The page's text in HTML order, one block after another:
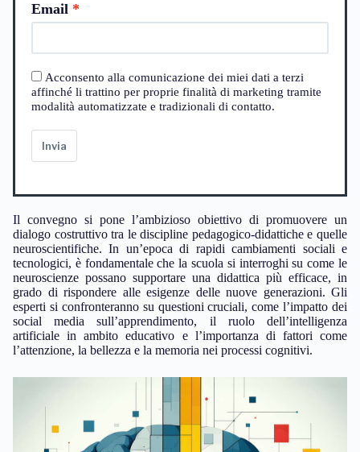
Email
Acconsento alla comunicazione dei miei dati a terzi
affinché li trattino per proprie finalità di marketing tramite
modalità automatizzate e tradizionali di contatto.
Invia
Il convegno si pone l’ambizioso obiettivo di promuovere un
dialogo costruttivo tra le discipline pedagogico-didattiche e quelle
neuroscientifiche. In un’epoca di rapidi cambiamenti sociali e
tecnologici, è fondamentale che la scuola si interroghi su come le
neuroscienze possano supportare una didattica più efficace, in
grado di rispondere alle esigenze delle nuove generazioni. Gli
esperti si confronteranno su questioni cruciali, come l’impatto dei
social media sull’apprendimento, il ruolo dell’intelligenza
artificiale in ambito educativo e l’importanza di fattori come
l’attenzione, la bellezza e la memoria nei processi cognitivi.